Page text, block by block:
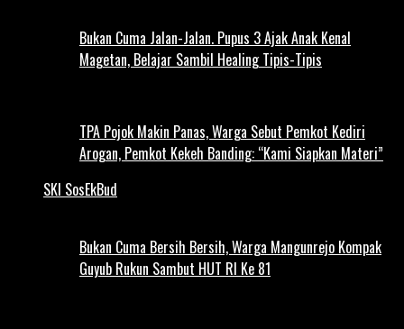
Bukan Cuma Jalan-Jalan. Pupus 3 Ajak Anak Kenal
Magetan, Belajar Sambil Healing Tipis-Tipis
TPA Pojok Makin Panas, Warga Sebut Pemkot Kediri
Arogan, Pemkot Kekeh Banding: “Kami Siapkan Materi”
SKI SosEkBud
Bukan Cuma Bersih Bersih, Warga Mangunrejo Kompak
Guyub Rukun Sambut HUT RI Ke 81